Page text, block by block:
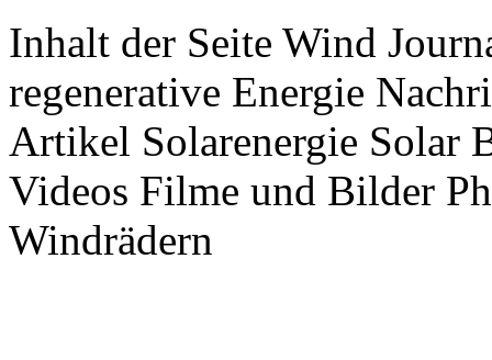
Inhalt der Seite Wind
regenerative Energie
Artikel Solarenergie Solar
Videos Filme und Bilder
Windrädern